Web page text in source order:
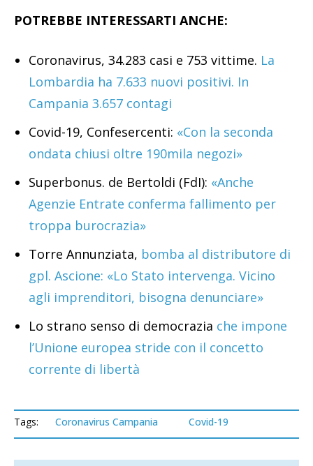
POTREBBE INTERESSARTI ANCHE:
Coronavirus, 34.283 casi e 753 vittime. La
Lombardia ha 7.633 nuovi positivi. In
Campania 3.657 contagi
Covid-19, Confesercenti: «Con la seconda
ondata chiusi oltre 190mila negozi»
Superbonus. de Bertoldi (FdI): «Anche
Agenzie Entrate conferma fallimento per
troppa burocrazia»
Torre Annunziata, bomba al distributore di
gpl. Ascione: «Lo Stato intervenga. Vicino
agli imprenditori, bisogna denunciare»
Lo strano senso di democrazia che impone
l’Unione europea stride con il concetto
corrente di libertà
Tags: Coronavirus Campania Covid-19